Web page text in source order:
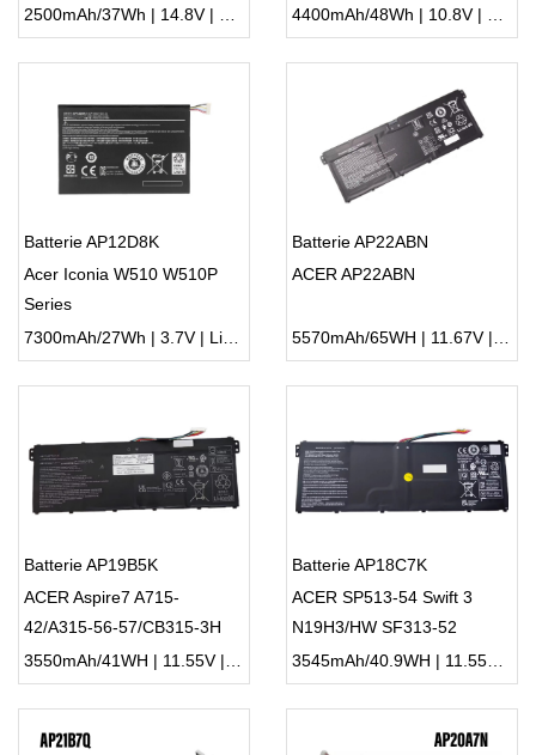
AL12X32
2500mAh/37Wh | 14.8V | Li-ion ...
4400mAh/48Wh | 10.8V | Li-ion ...
Batterie AP12D8K
Acer Iconia W510 W510P
Series
7300mAh/27Wh | 3.7V | Li-ion ...
Batterie AP22ABN
ACER AP22ABN
5570mAh/65WH | 11.67V | Li-ion ...
Batterie AP19B5K
ACER Aspire7 A715-
42/A315-56-57/CB315-3H
3550mAh/41WH | 11.55V | Li-ion ...
Batterie AP18C7K
ACER SP513-54 Swift 3
N19H3/HW SF313-52
3545mAh/40.9WH | 11.55V | Li-ion ...